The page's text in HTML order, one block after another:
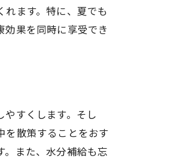
ます。特に、夏でも
果を同時に享受でき
すくします。そし
を散策することをおす
。また、水分補給も忘